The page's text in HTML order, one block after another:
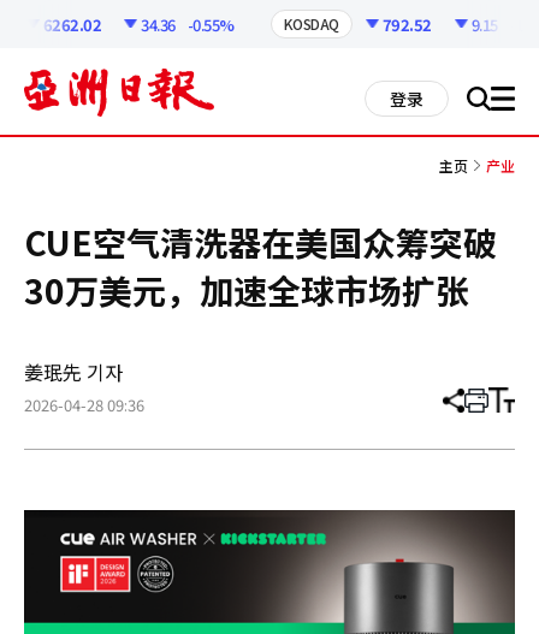
6262.02 34.36 -0.55% KOSDAQ 792.52 9.15
登录 搜 all
主页 产业
CUE空气清洗器在美国众筹突破
30万美元，加速全球市场扩张
姜珉先 기자
2026-04-28 09:36 分
章
打 调
小